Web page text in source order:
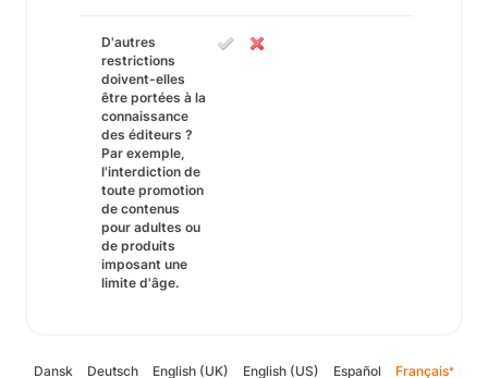
D'autres
restrictions
doivent-elles
être portées à la
connaissance
des éditeurs ?
Par exemple,
l'interdiction de
toute promotion
de contenus
pour adultes ou
de produits
imposant une
limite d'âge.
Dansk Deutsch English (UK) English (US) Español Français*